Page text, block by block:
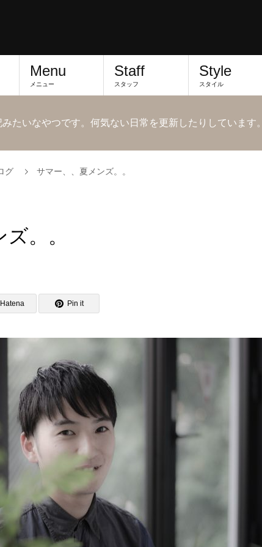
Menu
メニュー
Staff
スタッフ
Style
スタイル
みたいなやつです。何気ない日常を更新したりしています。
グ サマー、、夏メンズ。。
。。
Hatena Pin it